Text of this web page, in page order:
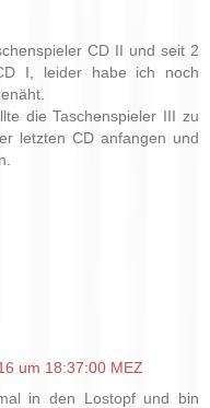
CD II und seit 2
I, leider habe ich noch
die Taschenspieler III zu
letzten CD anfangen und
um 18:37:00 MEZ
in den Lostopf und bin